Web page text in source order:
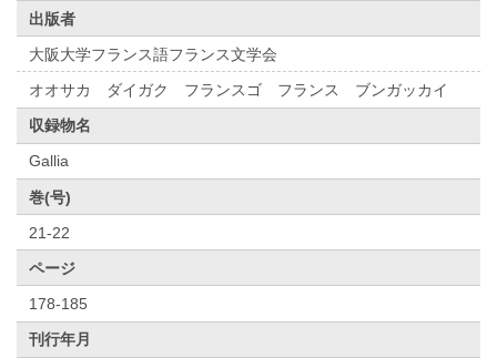
出版者
大阪大学フランス語フランス文学会
オオサカ ダイガク フランスゴ フランス ブンガッカイ
収録物名
Gallia
巻(号)
21-22
ページ
178-185
刊行年月